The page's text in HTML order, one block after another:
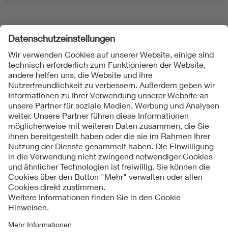
Folgen Sie uns
Kontakt
Impressum
Datenschutzinformationen
Cookie Hinweise
Compliance